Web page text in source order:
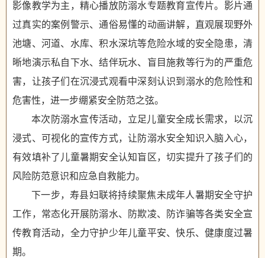
影像教学为主，精心播放防溺水专题教育宣传片。影片通
过真实的案例警示、通俗易懂的动画讲解，直观展现野外
池塘、河道、水库、积水深坑等危险水域的安全隐患，清
晰地演示私自下水、结伴玩水、盲目施救等行为的严重危
害，让孩子们在沉浸式观看中深刻认识到溺水的危险性和
危害性，进一步绷紧安全防范之弦。
本次防溺水宣传活动，立足儿童安全成长需求，以沉
浸式、可视化的宣传方式，让防溺水安全知识入脑入心，
有效填补了儿童暑期安全认知盲区，切实提升了孩子们的
风险防范意识和应急自救能力。
下一步，寿县妇联将持续聚焦未成年人暑期安全守护
工作，常态化开展防溺水、防欺凌、防诈骗等各类安全宣
传教育活动，全力守护少年儿童平安、快乐、健康度过暑
期。